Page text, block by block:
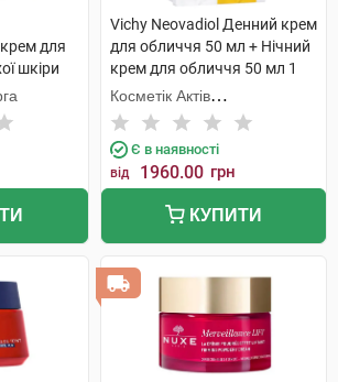
для
шкіри
Vichy Neovadiol Денний крем
для обличчя 50 мл + Нічний
крем для обличчя 50 мл 1
набір
Косметік Актів
Інтернаціональ
Є в наявності
від 1960.00 грн
КУПИТИ